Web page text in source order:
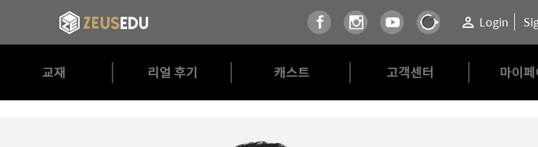
Login
교재 리얼 후기 캐스트 고객센터 마이